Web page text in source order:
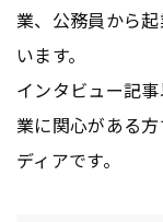
業、公務員から
います。
インタビュー記
業に関心がある
ディアです。